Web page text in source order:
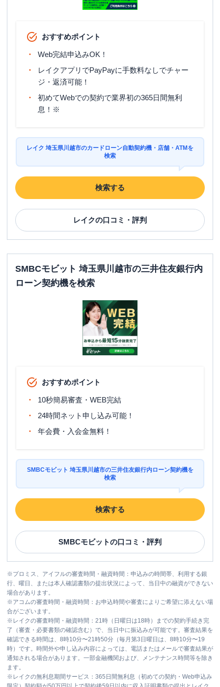
おすすめポイント
Web完結申込みOK！
レイクアプリでPayPayに手数料なしでチャー
ジ・返済可能！
初めてWebでの契約で業界初の365日間無利
息！※
レイク 埼玉県川越市のカードローン自動契約機・店舗・ATMを
検索
検索する
レイクの口コミ・評判
SMBCモビット 埼玉県川越市の三井住友銀行内
ローン契約機を検索
おすすめポイント
10秒簡易審査・WEB完結
24時間ネット申し込み可能！
年会費・入会金無料！
SMBCモビット 埼玉県川越市の三井住友銀行内ローン契約機を
検索
検索する
SMBCモビットの口コミ・評判
※プロミス、アイフルの審査時間・融資時間：申込みの時間帯、利用する銀
行、曜日、または本人確認書類の提出状況によって、当日中の融資ができない
場合があります。
※アコムの審査時間・融資時間：お申込時間や審査によりご希望に添えない場
合がございます。
※ レイクの審査時間・融資時間：21時（日曜日は18時）までの契約手続き完
了（審査・必要書類の確認含む）で、当日中に振込みが可能です。審査結果を
確認できる時間は、8時10分〜21時50分（毎月第3日曜日は、8時10分〜19
時）です。時間外や申し込み内容によっては、電話またはメールで審査結果が
通知される場合があります。一部金融機関および、メンテナンス時間等を除き
ます。
※ レイクの無利息期間サービス：365日間無利息（初めての契約・Web申込み